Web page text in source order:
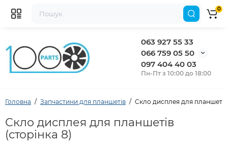
063 927 55 33
066 759 05 50
097 404 40 03
Пн-Пт з 10:00 до 18:00
0
Головна Запчастини для планшетів Скло дисплея для планшетів
Скло дисплея для планшетів
(сторінка 8)